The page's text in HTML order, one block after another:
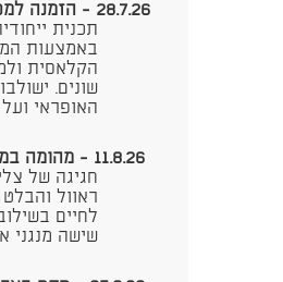
28.7.26 - הזמנה למסע אופראי
תכנית
באמצעות
הקלאסית
שונים.
האופראי ועל
חגיגה של
ראוול
לחיים
שישה מנגני